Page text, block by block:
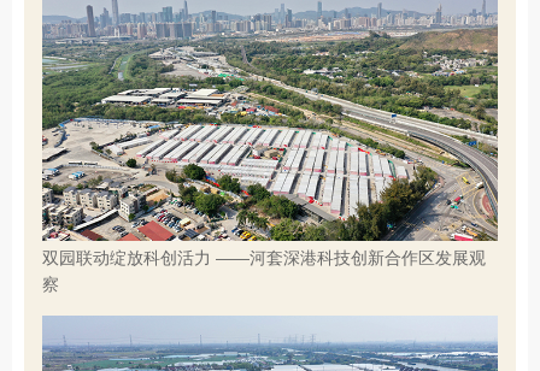
双园联动绽放科创活力 ——河套深港科技创新合作区发展观
察